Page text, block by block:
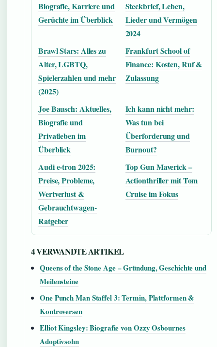
Biografie, Karriere und
Gerüchte im Überblick
Steckbrief, Leben,
Lieder und Vermögen
2024
Brawl Stars: Alles zu
Alter, LGBTQ,
Spielerzahlen und mehr
(2025)
Frankfurt School of
Finance: Kosten, Ruf &
Zulassung
Joe Bausch: Aktuelles,
Biografie und
Privatleben im
Überblick
Ich kann nicht mehr:
Was tun bei
Überforderung und
Burnout?
Audi e-tron 2025:
Preise, Probleme,
Wertverlust &
Gebrauchtwagen-
Ratgeber
Top Gun Maverick –
Actionthriller mit Tom
Cruise im Fokus
4 VERWANDTE ARTIKEL
Queens of the Stone Age – Gründung, Geschichte und
Meilensteine
One Punch Man Staffel 3: Termin, Plattformen &
Kontroversen
Elliot Kingsley: Biografie von Ozzy Osbournes
Adoptivsohn